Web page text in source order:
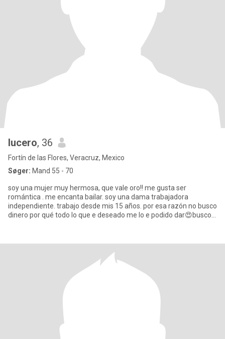
lucero, 36
Fortín de las Flores, Veracruz, Mexico
Søger: Mand 55 - 70
soy una mujer muy hermosa, que vale oro!! me gusta ser
romántica . me encanta bailar. soy una dama trabajadora
independiente. trabajo desde mis 15 años. por esa razón no busco
dinero por qué todo lo que e deseado me lo e podido dar😍busco